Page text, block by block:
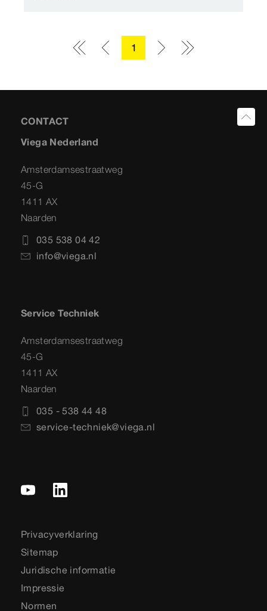
1
CONTACT
Viega Nederland
Amsterdamsestraatweg
45-G
1411 AX
Naarden
035 538 04 42
info@viega.nl
Service Techniek
Amsterdamsestraatweg
45-G
1411 AX
Naarden
035 - 538 44 48
service-techniek@viega.nl
Privacyverklaring
Sitemap
Juridische informatie
Impressie
Normen